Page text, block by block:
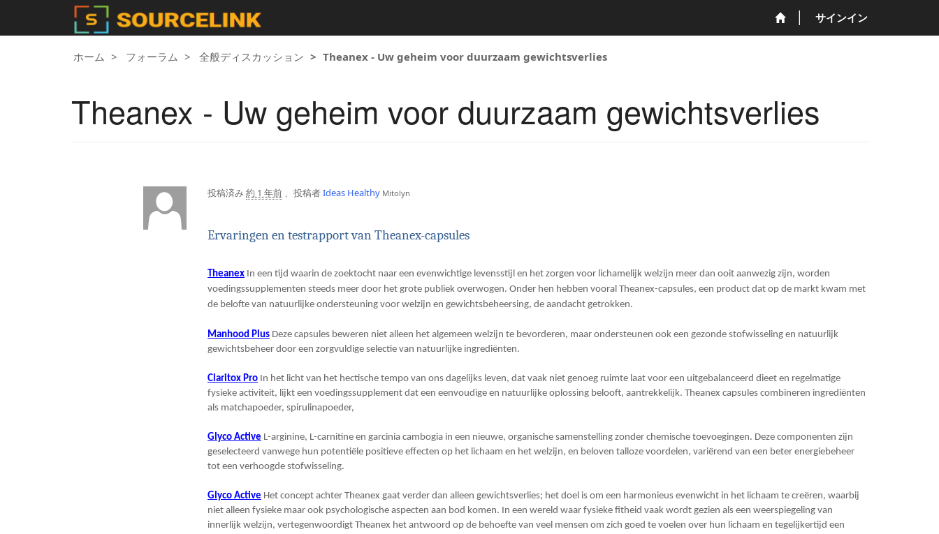
サインイン
ホーム フォーラム 全般ディスカッション Theanex - Uw geheim voor duurzaam gewichtsverlies
Theanex - Uw geheim voor duurzaam gewichtsverlies
投稿済み約 1 年前 、投稿者Ideas Healthy Mitolyn
Ervaringen en testrapport van Theanex-capsules
Theanex In een tijd waarin de zoektocht naar een evenwichtige levensstijl en het zorgen voor lichamelijk welzijn meer dan ooit aanwezig zijn, worden
voedingssupplementen steeds meer door het grote publiek overwogen. Onder hen hebben vooral Theanex-capsules, een product dat op de markt kwam met
de belofte van natuurlijke ondersteuning voor welzijn en gewichtsbeheersing, de aandacht getrokken.
Manhood Plus Deze capsules beweren niet alleen het algemeen welzijn te bevorderen, maar ondersteunen ook een gezonde stofwisseling en natuurlijk
gewichtsbeheer door een zorgvuldige selectie van natuurlijke ingrediënten.
Claritox Pro In het licht van het hectische tempo van ons dagelijks leven, dat vaak niet genoeg ruimte laat voor een uitgebalanceerd dieet en regelmatige
fysieke activiteit, lijkt een voedingssupplement dat een eenvoudige en natuurlijke oplossing belooft, aantrekkelijk. Theanex capsules combineren ingrediënten
als matchapoeder, spirulinapoeder,
Glyco Active L-arginine, L-carnitine en garcinia cambogia in een nieuwe, organische samenstelling zonder chemische toevoegingen. Deze componenten zijn
geselecteerd vanwege hun potentiële positieve effecten op het lichaam en het welzijn, en beloven talloze voordelen, variërend van een beter energiebeheer
tot een verhoogde stofwisseling.
Glyco Active Het concept achter Theanex gaat verder dan alleen gewichtsverlies; het doel is om een ​​harmonieus evenwicht in het lichaam te creëren, waarbij
niet alleen fysieke maar ook psychologische aspecten aan bod komen. In een wereld waar fysieke fitheid vaak wordt gezien als een weerspiegeling van
innerlijk welzijn, vertegenwoordigt Theanex het antwoord op de behoefte van veel mensen om zich goed te voelen over hun lichaam en tegelijkertijd een